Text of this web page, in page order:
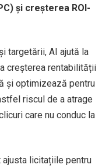
și creșterea ROI-
targetării, AI ajută la
creșterea rentabilității
și optimizează pentru
riscul de a atrage
care nu conduc la
licitațiile pentru